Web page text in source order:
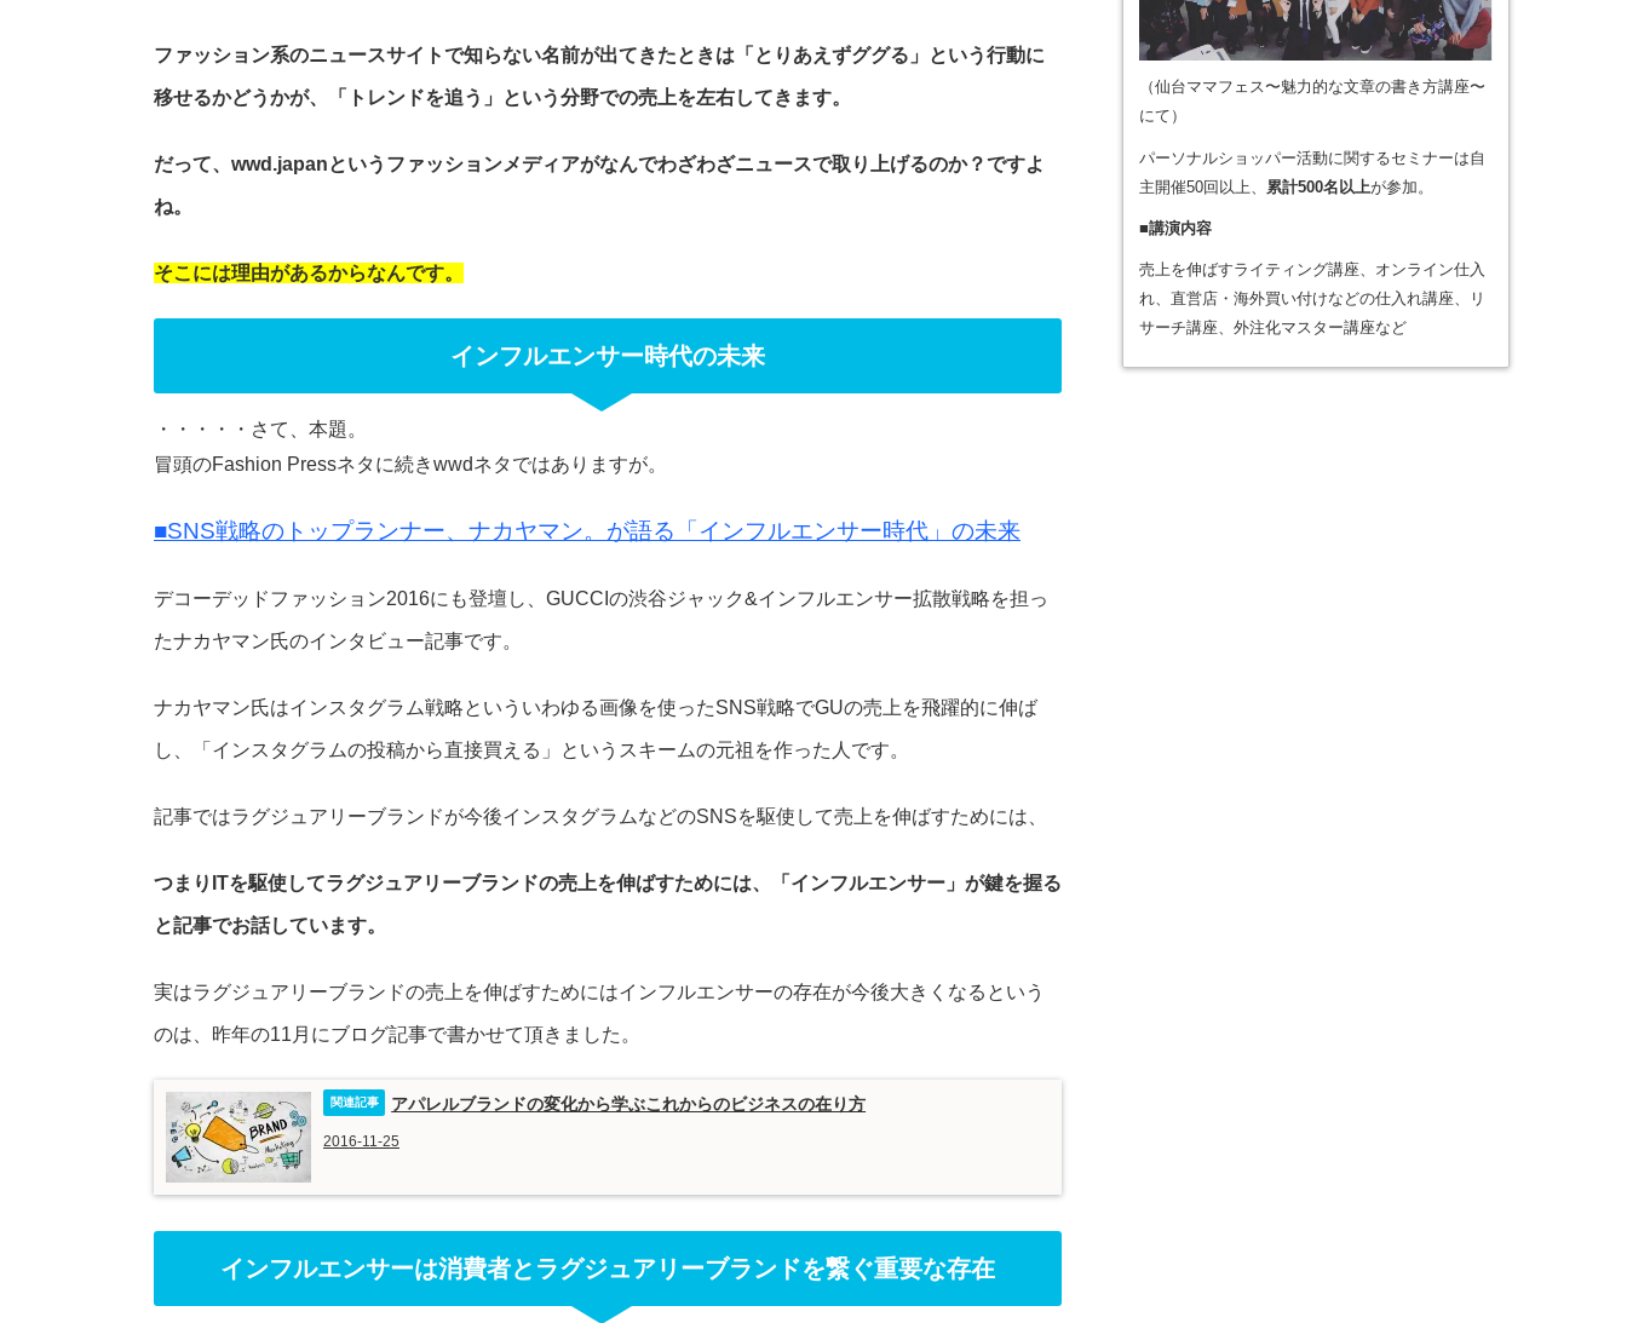
ファッション系のニュースサイトで知らない名前が出てきたときは「とりあえずググる」という行動に
移せるかどうかが、「トレンドを追う」という分野での売上を左右してきます。
だって、wwd.japanというファッションメディアがなんでわざわざニュースで取り上げるのか？ですよ
ね。
そこには理由があるからなんです。
インフルエンサー時代の未来
・・・・・さて、本題。
冒頭のFashion Pressネタに続きwwdネタではありますが。
■SNS戦略のトップランナー、ナカヤマン。が語る「インフルエンサー時代」の未来
デコーデッドファッション2016にも登壇し、GUCCIの渋谷ジャック&インフルエンサー拡散戦略を担っ
たナカヤマン氏のインタビュー記事です。
ナカヤマン氏はインスタグラム戦略といういわゆる画像を使ったSNS戦略でGUの売上を飛躍的に伸ば
し、「インスタグラムの投稿から直接買える」というスキームの元祖を作った人です。
記事ではラグジュアリーブランドが今後インスタグラムなどのSNSを駆使して売上を伸ばすためには、
つまりITを駆使してラグジュアリーブランドの売上を伸ばすためには、「インフルエンサー」が鍵を握る
と記事でお話しています。
実はラグジュアリーブランドの売上を伸ばすためにはインフルエンサーの存在が今後大きくなるという
のは、昨年の11月にブログ記事で書かせて頂きました。
アパレルブランドの変化から学ぶこれからのビジネスの在り方
2016-11-25
インフルエンサーは消費者とラグジュアリーブランドを繋ぐ重要な存在
（仙台ママフェス〜魅力的な文章の書き方講座〜
にて）
パーソナルショッパー活動に関するセミナーは自
主開催50回以上、 累計500名以上が参加。
■講演内容
売上を伸ばすライティング講座、オンライン仕入
れ、直営店・海外買い付けなどの仕入れ講座、リ
サーチ講座、外注化マスター講座など